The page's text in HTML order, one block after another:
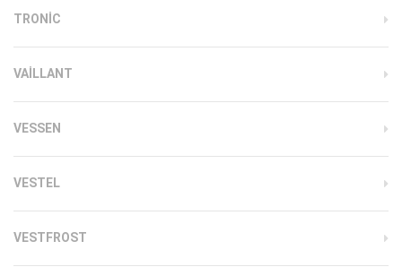
TRONIC
VAILLANT
VESSEN
VESTEL
VESTFROST